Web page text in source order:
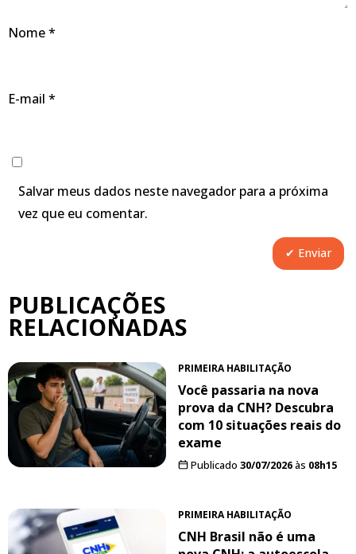
Nome*
E-mail *
Salvar meus dados neste navegador para a próxima
vez que eu comentar.
PUBLICAÇÕES
RELACIONADAS
PRIMEIRA HABILITAÇÃO
Você passaria na nova
prova da CNH? Descubra
com 10 situações reais do
exame
Publicado 30/07/2026às 08h15
PRIMEIRA HABILITAÇÃO
CNH Brasil não é uma